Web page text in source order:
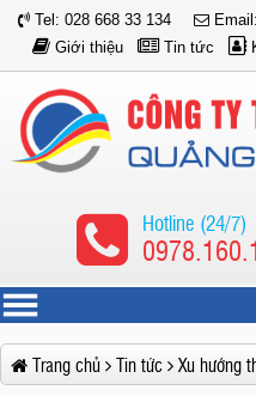
Tel: 028 668 33 134
Giới thiệu
Tin tức
Hotline (24/7)
Trang chủ Tin tức Xu hướng